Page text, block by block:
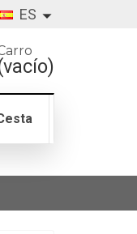
ES